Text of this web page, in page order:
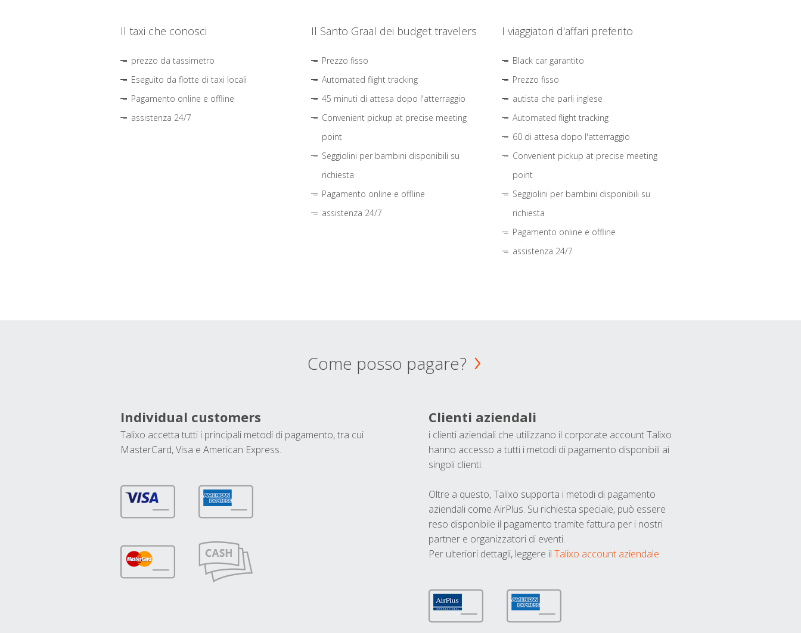
Il taxi che conosci
prezzo da tassimetro
Eseguito da flotte di taxi locali
Pagamento online e offline
assistenza 24/7
Il Santo Graal dei budget travelers
Prezzo fisso
Automated flight tracking
45 minuti di attesa dopo l'atterraggio
Convenient pickup at precise meeting
point
Seggiolini per bambini disponibili su
richiesta
Pagamento online e offline
assistenza 24/7
I viaggiatori d'affari preferito
Black car garantito
Prezzo fisso
autista che parli inglese
Automated flight tracking
60 di attesa dopo l'atterraggio
Convenient pickup at precise meeting
point
Seggiolini per bambini disponibili su
richiesta
Pagamento online e offline
assistenza 24/7
Come posso pagare?
Individual customers
Talixo accetta tutti i principali metodi di pagamento, tra cui
MasterCard, Visa e American Express.
Clienti aziendali
i clienti aziendali che utilizzano il corporate account Talixo
hanno accesso a tutti i metodi di pagamento disponibili ai
singoli clienti.
Oltre a questo, Talixo supporta i metodi di pagamento
aziendali come AirPlus. Su richiesta speciale, può essere
reso disponibile il pagamento tramite fattura per i nostri
partner e organizzatori di eventi.
Per ulteriori dettagli, leggere il Talixo account aziendale